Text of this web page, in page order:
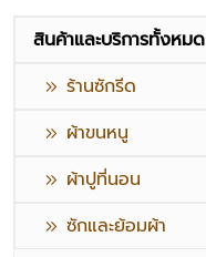
สินค้าและบริการทั้งหมด
ร้านซักรีด
ผ้าขนหนู
ผ้าปูที่นอน
ซักและย้อมผ้า